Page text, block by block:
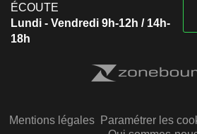
ÉCOUTE
Lundi - Vendredi 9h-12h / 14h-
18h
Mentions légales Paramétrer les